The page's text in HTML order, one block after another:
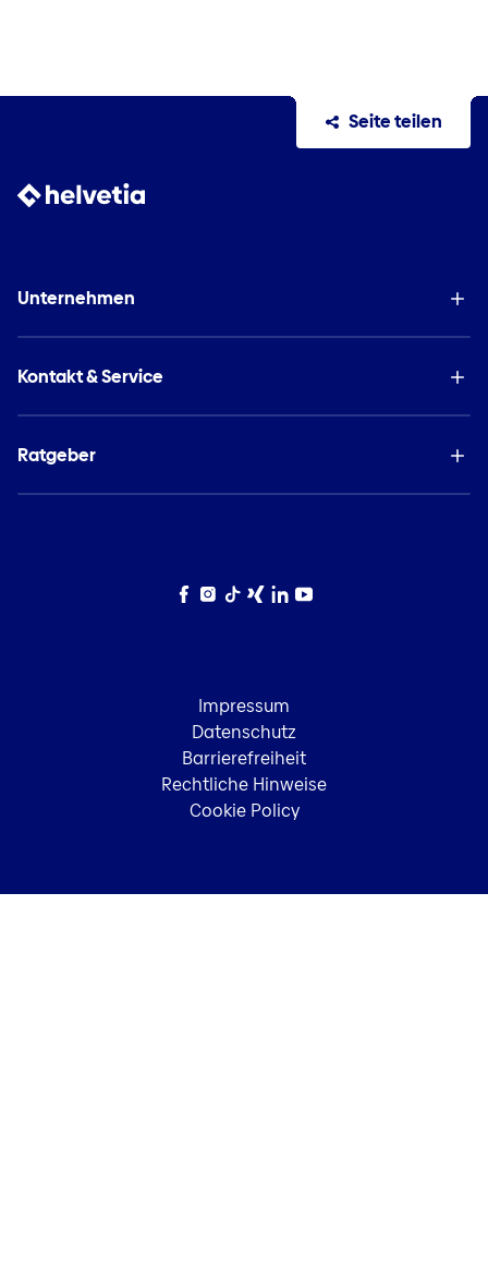
Seite teilen
Unternehmen
Kontakt & Service
Ratgeber
Facebook
Instagram
TikTokXingLinkedIn
YouTube
Impressum
Datenschutz
Barrierefreiheit
Rechtliche Hinweise
Cookie Policy